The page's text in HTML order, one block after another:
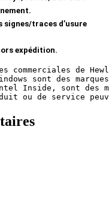
signes/traces d’usure
expédition.
commerciales de
sont des
Inside, sont des
ou de service